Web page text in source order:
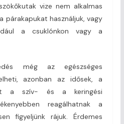
vize nem alkalmas
párakapukat használjuk, vagy
a csuklónkon vagy a
még az egészséges
azonban az idősek, a
a szív- és a keringési
reagálhatnak a
figyeljünk rájuk. Érdemes